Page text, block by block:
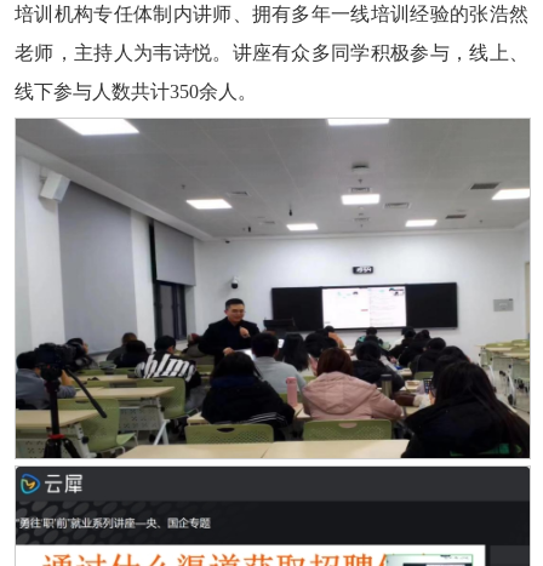
培训机构专任体制内讲师、拥有多年一线培训经验的张浩然
老师，主持人为韦诗悦。讲座有众多同学积极参与，线上、
线下参与人数共计350余人。